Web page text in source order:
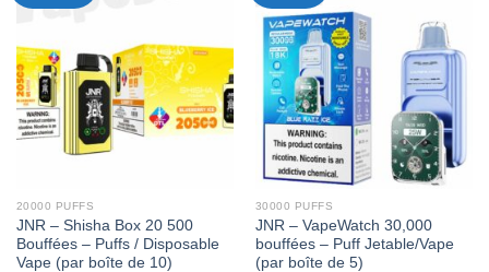
de
souhaits
20000 PUFFS
JNR – Shisha Box 20 500
Bouffées – Puffs / Disposable
Vape (par boîte de 10)
Ajouter
à la liste
de
souhaits
30000 PUFFS
JNR – VapeWatch 30,000
bouffées – Puff Jetable/Vape
(par boîte de 5)